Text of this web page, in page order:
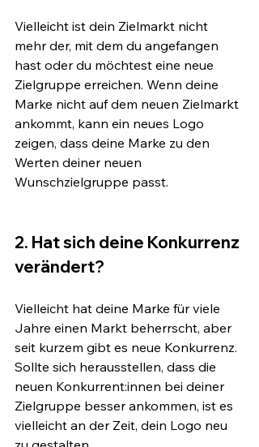
Vielleicht ist dein Zielmarkt nicht
mehr der, mit dem du angefangen
hast oder du möchtest eine neue
Zielgruppe erreichen. Wenn deine
Marke nicht auf dem neuen Zielmarkt
ankommt, kann ein neues Logo
zeigen, dass deine Marke zu den
Werten deiner neuen
Wunschzielgruppe passt.
2. Hat sich deine Konkurrenz
verändert?
Vielleicht hat deine Marke für viele
Jahre einen Markt beherrscht, aber
seit kurzem gibt es neue Konkurrenz.
Sollte sich herausstellen, dass die
neuen Konkurrent:innen bei deiner
Zielgruppe besser ankommen, ist es
vielleicht an der Zeit, dein Logo neu